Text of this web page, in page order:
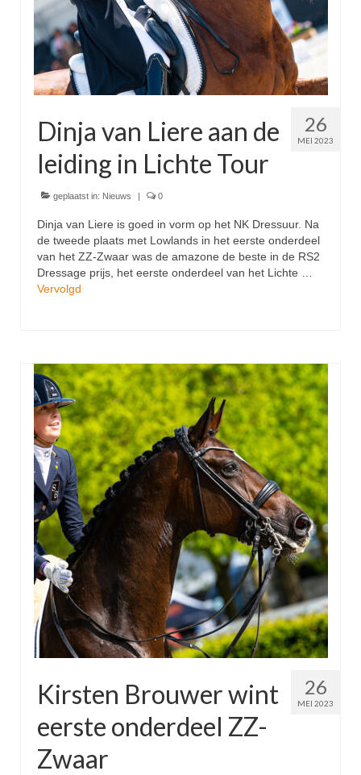
26
MEI 2023
Dinja van Liere aan de
leiding in Lichte Tour
geplaatst in: Nieuws | 0
Dinja van Liere is goed in vorm op het NK Dressuur. Na
de tweede plaats met Lowlands in het eerste onderdeel
van het ZZ-Zwaar was de amazone de beste in de RS2
Dressage prijs, het eerste onderdeel van het Lichte …
Vervolgd
26
MEI 2023
Kirsten Brouwer wint
eerste onderdeel ZZ-
Zwaar